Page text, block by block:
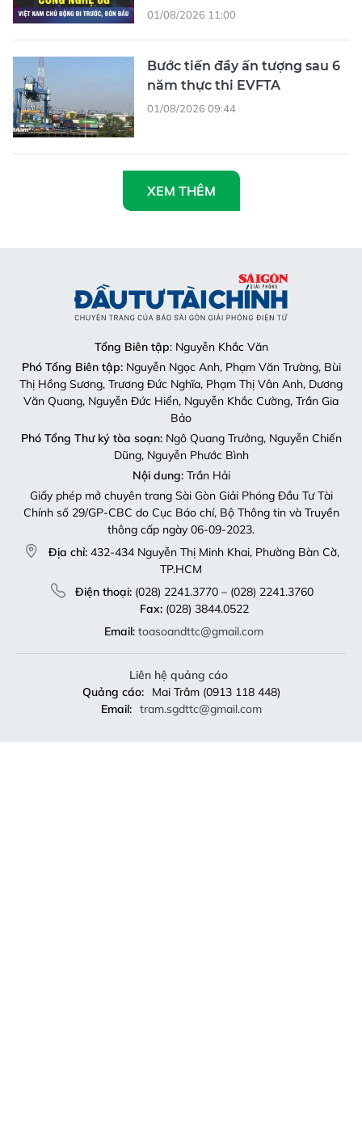
01/08/2026 11:00
Bước tiến đầy ấn tượng sau 6
năm thực thi EVFTA
01/08/2026 09:44
XEM THÊM
Tổng Biên tập: Nguyễn Khắc Văn
Phó Tổng Biên tập:Nguyễn Ngọc Anh, Phạm Văn Trường, Bùi
Thị Hồng Sương, Trương Đức Nghĩa, Phạm Thị Vân Anh, Dương
Văn Quang, Nguyễn Đức Hiển, Nguyễn Khắc Cường, Trần Gia
Bảo
Phó Tổng Thư ký tòa soạn:Ngô Quang Trưởng, Nguyễn Chiến
Dũng, Nguyễn Phước Bình
Nội dung:Trần Hải
Giấy phép mở chuyên trang Sài Gòn Giải Phóng Đầu Tư Tài
Chính số 29/GP-CBC do Cục Báo chí, Bộ Thông tin và Truyền
thông cấp ngày 06-09-2023.
Địa chỉ: 432-434 Nguyễn Thị Minh Khai, Phường Bàn Cờ,
TP.HCM
Điện thoại:(028) 2241.3770 – (028) 2241.3760
Fax:(028) 3844.0522
Email: toasoandttc@gmail.com
Liên hệ quảng cáo
Quảng cáo:
Mai Trâm (0913 118 448)
Email: tram.sgdttc@gmail.com